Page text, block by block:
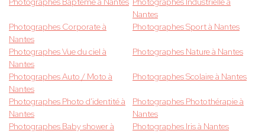
Nantes
Photographes Corporate à
Nantes
Photographes Sport à Nantes
Photographes Vue du ciel à
Nantes
Photographes Nature à Nantes
Photographes Auto / Moto à
Nantes
Photographes Scolaire à Nantes
Photographes Photo d'identité à
Nantes
Photographes Photothérapie à
Nantes
Photographes Baby shower à
Photographes Iris à Nantes